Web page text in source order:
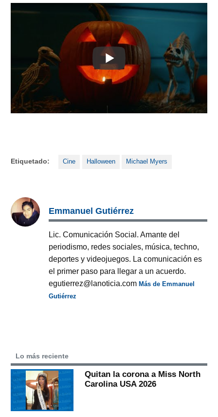
Etiquetado: Cine Halloween Michael Myers
Emmanuel Gutiérrez
Lic. Comunicación Social. Amante del
periodismo, redes sociales, música, techno,
deportes y videojuegos. La comunicación es
el primer paso para llegar a un acuerdo.
egutierrez@lanoticia.comMás de Emmanuel
Gutiérrez
Lo más reciente
Quitan la corona a Miss North
Carolina USA 2026